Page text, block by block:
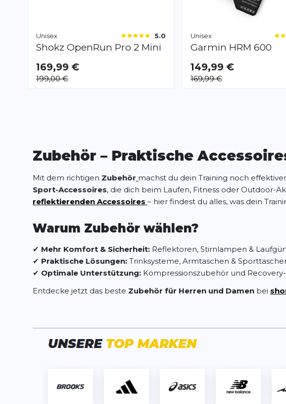
Unisex 5.0
Shokz OpenRun Pro 2 Mini
169,99 €
199,00 €
Unisex
Garmin HRM 600
VERFÜGBAR
SL
149,99 €
169,99 €
Zubehör – Praktische
Mit dem richtigen Zubehör machst du dein Training noch
Sport-Accessoires, die dich beim Laufen, Fitness oder Outdoor-
reflektierenden Accessoires – hier findest du alles, was dein
Warum Zubehör wählen?
✔ Mehr Komfort & Sicherheit: Reflektoren, Stirnlampen &
✔ Praktische Lösungen: Trinksysteme, Armtaschen &
✔ Optimale Unterstützung: Kompressionszubehör und
Entdecke jetzt das beste Zubehör für Herren und Damen bei